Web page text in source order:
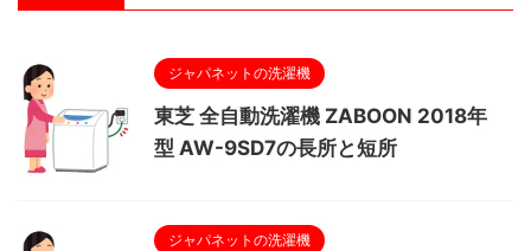
ジャパネットの洗濯機
東芝 全自動洗濯機 ZABOON 2018年
型 AW-9SD7の長所と短所
ジャパネットの洗濯機